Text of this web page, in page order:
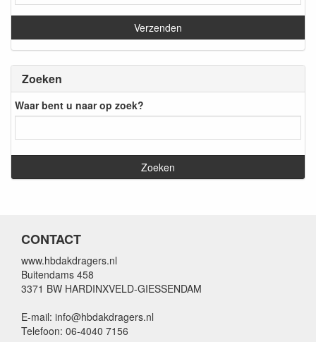
Zoeken
Waar bent u naar op zoek?
CONTACT
www.hbdakdragers.nl
Buitendams 458
3371 BW HARDINXVELD-GIESSENDAM
E-mail: info@hbdakdragers.nl
Telefoon: 06-4040 7156